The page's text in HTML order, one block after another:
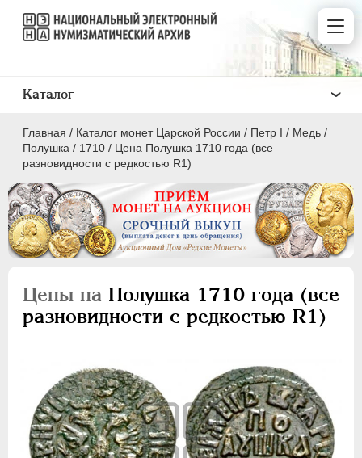
Главная / Каталог монет Царской России / Пeтр I / Медь /
Полушка / 1710 / Цена Полушка 1710 года (все
разновидности с редкостью R1)
Цены на Полушка 1710 года (все
разновидности с редкостью R1)
Каталог
ПEТР I 1699 - 1725
Серебро
Медь
1 копейка
Денга
Полушка
Полполушки